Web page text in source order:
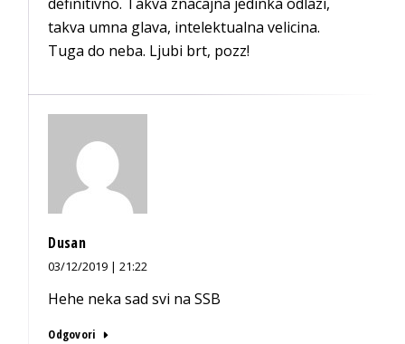
takva umna glava, intelektualna velicina.
Tuga do neba. Ljubi brt, pozz!
Dusan
03/12/2019 | 21:22
Hehe neka sad svi na SSB
Odgovori